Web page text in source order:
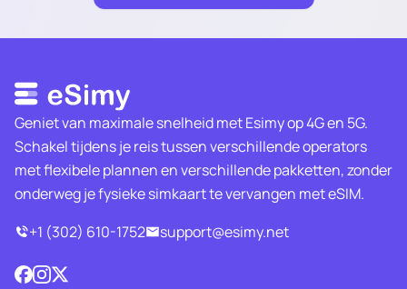
Geniet van maximale snelheid met Esimy op 4G en 5G.
Schakel tijdens je reis tussen verschillende operators
met flexibele plannen en verschillende pakketten, zonder
onderweg je fysieke simkaart te vervangen met eSIM.
+1 (302) 610-1752
support@esimy.net